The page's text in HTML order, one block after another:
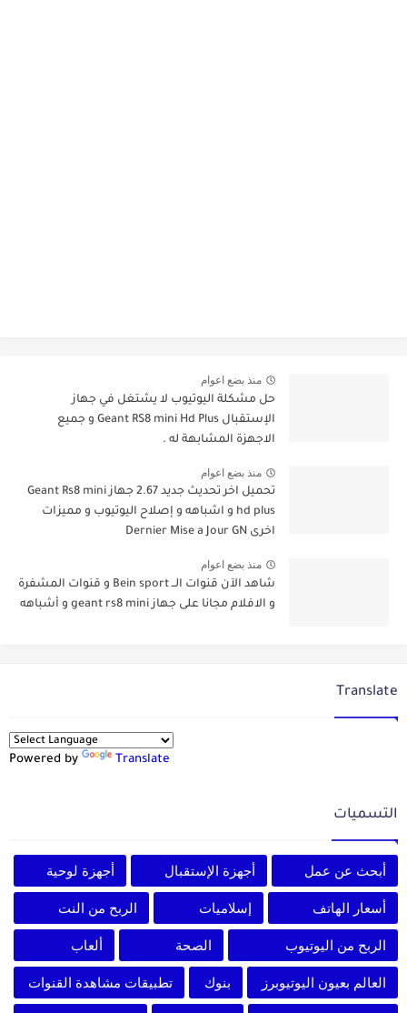
منذ بضع اعوام
حل مشكلة اليوتيوب لا يشتغل في جهاز
الإستقبال Geant RS8 mini Hd Plus و جميع
الاجهزة المشابهة له .
منذ بضع اعوام
تحميل اخر تحديث جديد 2.67 جهاز Geant Rs8 mini
hd plus و اشباهه و إصلاح اليوتيوب و مميزات
اخرى Dernier Mise a Jour GN
منذ بضع اعوام
شاهد الآن قنوات الــ Bein sport و قنوات المشفرة
و الافلام مجانا على جهاز geant rs8 mini و أشباهه
Translate
Powered by Translate
التسميات
أبحث عن عمل أجهزة الإستقبال أجهزة لوحية
أسعار الهاتف إسلاميات الربح من النت
الربح من اليوتيوب الصحة ألعاب
العالم بعيون اليوتيوبرز بنوك تطبيقات مشاهدة القنوات